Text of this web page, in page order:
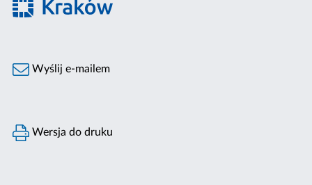
Wyślij e-mailem
Wersja do druku